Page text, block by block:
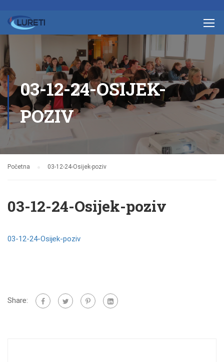
03-12-24-OSIJEK-
POZIV
Početna 03-12-24-Osijek-poziv
03-12-24-Osijek-poziv
03-12-24-Osijek-poziv
Share: